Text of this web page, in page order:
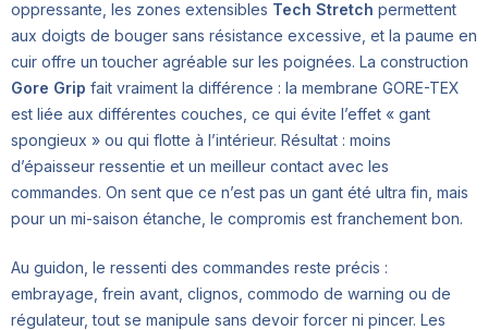
oppressante, les zones extensibles Tech Stretch permettent
aux doigts de bouger sans résistance excessive, et la paume en
cuir offre un toucher agréable sur les poignées. La construction
Gore Grip fait vraiment la différence : la membrane GORE-TEX
est liée aux différentes couches, ce qui évite l’effet « gant
spongieux » ou qui flotte à l’intérieur. Résultat : moins
d’épaisseur ressentie et un meilleur contact avec les
commandes. On sent que ce n’est pas un gant été ultra fin, mais
pour un mi-saison étanche, le compromis est franchement bon.
Au guidon, le ressenti des commandes reste précis :
embrayage, frein avant, clignos, commodo de warning ou de
régulateur, tout se manipule sans devoir forcer ni pincer. Les